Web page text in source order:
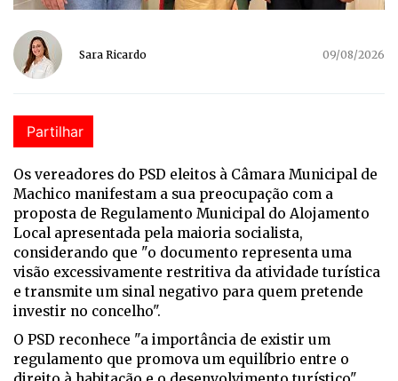
Sara Ricardo 09/08/2026
Partilhar
Os vereadores do PSD eleitos à Câmara Municipal de
Machico manifestam a sua preocupação com a
proposta de Regulamento Municipal do Alojamento
Local apresentada pela maioria socialista,
considerando que "o documento representa uma
visão excessivamente restritiva da atividade turística
e transmite um sinal negativo para quem pretende
investir no concelho".
O PSD reconhece "a importância de existir um
regulamento que promova um equilíbrio entre o